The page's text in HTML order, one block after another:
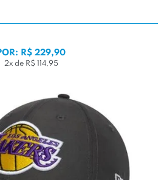
R$ 229,90
2x de R$ 114,95